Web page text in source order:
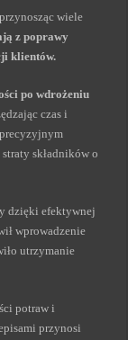
wiele
z poprawy
klientów.
po wdrożeniu
czas i
składników o
dzięki efektywnej
wprowadzenie
utrzymanie
potraw i
przynosi